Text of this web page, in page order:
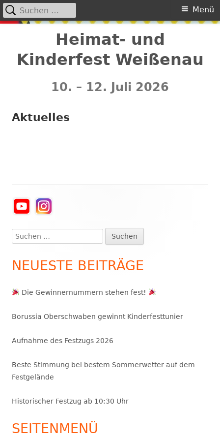
Inhalt
Heimat- und
Kinderfest Weißenau
10. – 12. Juli 2026
Primäres
Menü
Suchen
nach:
Aktuelles
Haupt-
Seitenleiste
Suchen
nach:
NEUESTE BEITRÄGE
Die Gewinnernummern stehen fest!
Borussia Oberschwaben gewinnt Kinderfesttunier
Aufnahme des Festzugs 2026
Beste Stimmung bei bestem Sommerwetter auf dem
Festgelände
Historischer Festzug ab 10:30 Uhr
SEITENMENÜ